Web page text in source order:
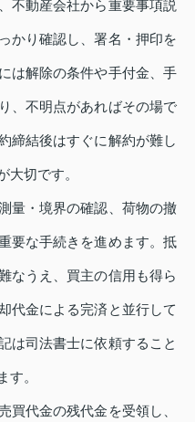
不動産会社から重要事項説
かり確認し、署名・押印を
は解除の条件や手付金、手
、不明点があればその場で
締結後はすぐに解約が難し
大切です。
量・境界の確認、荷物の撤
要な手続きを進めます。抵
なうえ、買主の信用も得ら
代金による完済と並行して
は司法書士に依頼すること
す。
買代金の残代金を受領し、